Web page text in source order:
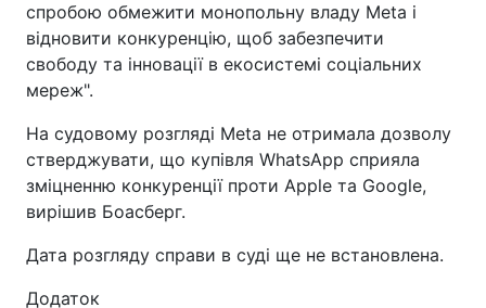
спробою обмежити монопольну владу Meta і
відновити конкуренцію, щоб забезпечити
свободу та інновації в екосистемі соціальних
мереж".
На судовому розгляді Meta не отримала дозволу
стверджувати, що купівля WhatsApp сприяла
зміцненню конкуренції проти Apple та Google,
вирішив Боасберг.
Дата розгляду справи в суді ще не встановлена.
Додаток